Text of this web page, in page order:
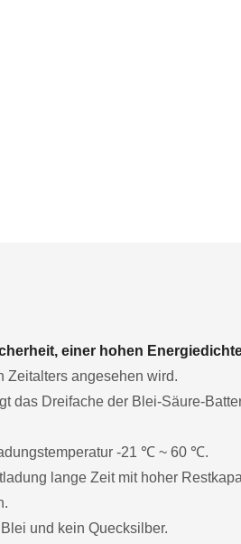
einer hohen
Zeitalters angesehen wird.
das Dreifache der Blei-Säure-
-21 ℃ ~ 60 ℃.
lange Zeit mit hoher
und kein Quecksilber.